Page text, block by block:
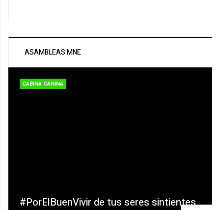
3
ASAMBLEAS MNE
CABINA CANINA
#PorElBuenVivir de tus seres sintientes